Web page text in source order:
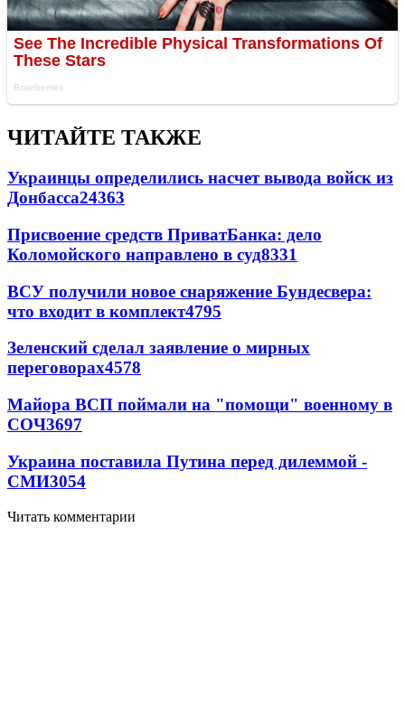
ЧИТАЙТЕ ТАКЖЕ
Украинцы определились насчет вывода войск из
Донбасса24363
Присвоение средств ПриватБанка: дело
Коломойского направлено в суд8331
ВСУ получили новое снаряжение Бундесвера:
что входит в комплект4795
Зеленский сделал заявление о мирных
переговорах4578
Майора ВСП поймали на "помощи" военному в
СОЧ3697
Украина поставила Путина перед дилеммой -
СМИ3054
Читать комментарии